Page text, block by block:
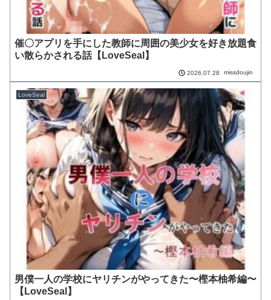
催〇アプリを手にした教師に周囲の美少女を好き放題食
い散らかされる話【LoveSeal】
2026.07.28 missdoujin
LoveSeal
男僕一人の学校にヤリチンがやってきた〜樫本柚希編〜
【LoveSeal】